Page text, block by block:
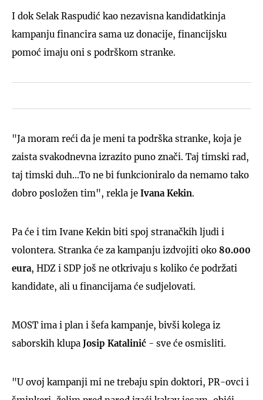
I dok Selak Raspudić kao nezavisna kandidatkinja
kampanju financira sama uz donacije, financijsku
pomoć imaju oni s podrškom stranke.
"Ja moram reći da je meni ta podrška stranke, koja je
zaista svakodnevna izrazito puno znači. Taj timski rad,
taj timski duh...To ne bi funkcioniralo da nemamo tako
dobro posložen tim", rekla je Ivana Kekin.
Pa će i tim Ivane Kekin biti spoj stranačkih ljudi i
volontera. Stranka će za kampanju izdvojiti oko 80.000
eura, HDZ i SDP još ne otkrivaju s koliko će podržati
kandidate, ali u financijama će sudjelovati.
MOST ima i plan i šefa kampanje, bivši kolega iz
saborskih klupa Josip Katalinić - sve će osmisliti.
"U ovoj kampanji mi ne trebaju spin doktori, PR-ovci i